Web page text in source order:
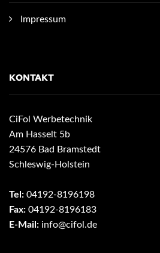
Impressum
KONTAKT
CiFol Werbetechnik
Am Hasselt 5b
24576 Bad Bramstedt
Schleswig-Holstein
Tel: 04192-8196198
Fax: 04192-8196183
E-Mail: info@cifol.de